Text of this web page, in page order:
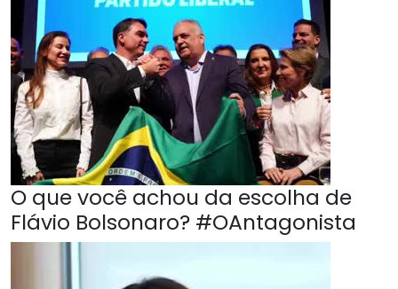
O que você achou da escolha de
Flávio Bolsonaro? #OAntagonista